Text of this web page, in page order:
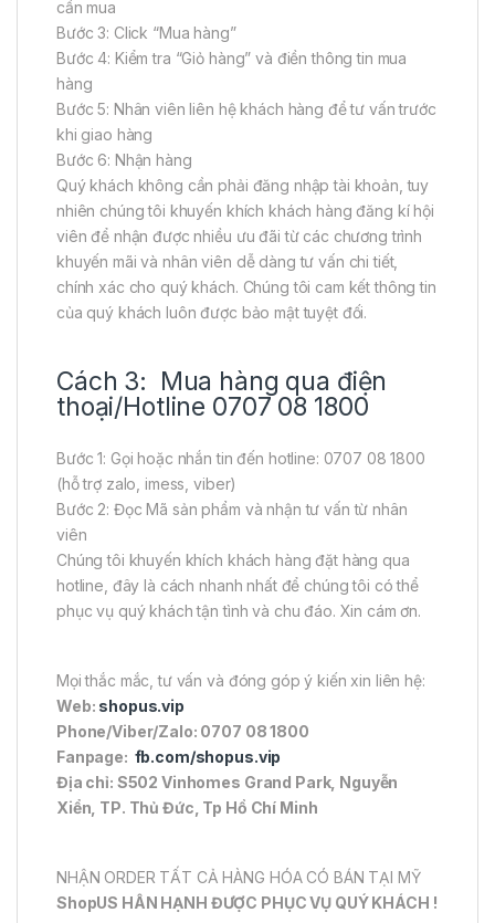
cần mua
Bước 3: Click “Mua hàng”
Bước 4: Kiểm tra “Giỏ hàng” và điền thông tin mua
hàng
Bước 5: Nhân viên liên hệ khách hàng để tư vấn trước
khi giao hàng
Bước 6: Nhận hàng
Quý khách không cần phải đăng nhập tài khoản, tuy
nhiên chúng tôi khuyến khích khách hàng đăng kí hội
viên để nhận được nhiều ưu đãi từ các chương trình
khuyến mãi và nhân viên dễ dàng tư vấn chi tiết,
chính xác cho quý khách. Chúng tôi cam kết thông tin
của quý khách luôn được bảo mật tuyệt đối.
Cách 3: Mua hàng qua điện
thoại/Hotline 0707 08 1800
Bước 1: Gọi hoặc nhắn tin đến hotline: 0707 08 1800
(hỗ trợ zalo, imess, viber)
Bước 2: Đọc Mã sản phẩm và nhận tư vấn từ nhân
viên
Chúng tôi khuyến khích khách hàng đặt hàng qua
hotline, đây là cách nhanh nhất để chúng tôi có thể
phục vụ quý khách tận tình và chu đáo. Xin cám ơn.
Mọi thắc mắc, tư vấn và đóng góp ý kiến xin liên hệ:
Web: shopus.vip
Phone/Viber/Zalo: 0707 08 1800
Fanpage: fb.com/shopus.vip
Địa chỉ: S502 Vinhomes Grand Park, Nguyễn
Xiển, TP. Thủ Đức, Tp Hồ Chí Minh
NHẬN ORDER TẤT CẢ HÀNG HÓA CÓ BÁN TẠI MỸ
ShopUS HÂN HẠNH ĐƯỢC PHỤC VỤ QUÝ KHÁCH !